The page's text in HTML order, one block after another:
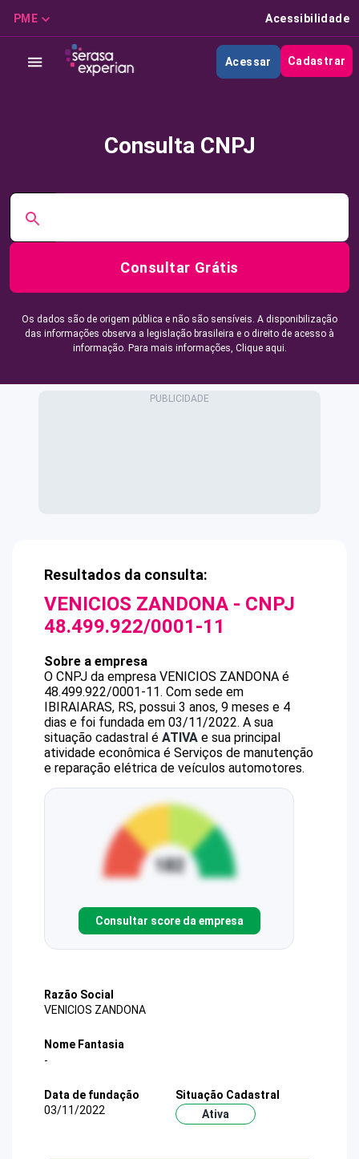
PME Acessibilidade
Acessar Cadastrar
Consulta CNPJ
Consultar Grátis
Os dados são de origem pública e não são sensíveis. A disponibilização
das informações observa a legislação brasileira e o direito de acesso à
informação. Para mais informações, Clique aqui.
Resultados da consulta:
VENICIOS ZANDONA - CNPJ
48.499.922/0001-11
Sobre a empresa
O CNPJ da empresa VENICIOS ZANDONA é
48.499.922/0001-11. Com sede em
IBIRAIARAS, RS, possui 3 anos, 9 meses e 4
dias e foi fundada em 03/11/2022. A sua
situação cadastral é ATIVA e sua principal
atividade econômica é Serviços de manutenção
e reparação elétrica de veículos automotores.
Consultar score da empresa
Razão Social
VENICIOS ZANDONA
Nome Fantasia
-
Data de fundação
03/11/2022
Situação Cadastral
Ativa